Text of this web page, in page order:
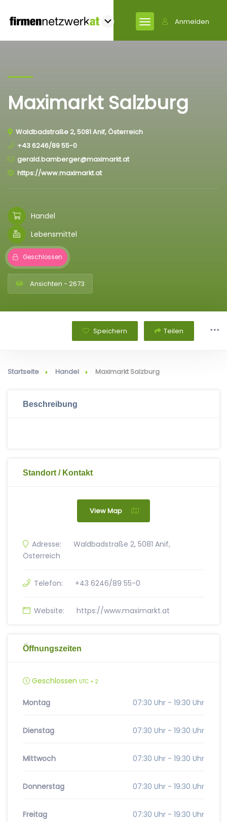
Anmelden
Maximarkt Salzburg
Waldbadstraße 2, 5081 Anif, Österreich
+43 6246/89 55-0
gerald.bamberger@maximarkt.at
https://www.maximarkt.at
Handel
Lebensmittel
Geschlossen
Ansichten - 2673
Speichern Teilen
Startseite Handel Maximarkt Salzburg
Beschreibung
Standort / Kontakt
View Map
Adresse:
Waldbadstraße 2, 5081 Anif,
Österreich
Telefon: +43 6246/89 55-0
Website: https://www.maximarkt.at
Öffnungszeiten
Geschlossen UTC + 2
Montag 07:30 Uhr - 19:30 Uhr
Dienstag 07:30 Uhr - 19:30 Uhr
Mittwoch 07:30 Uhr - 19:30 Uhr
Donnerstag 07:30 Uhr - 19:30 Uhr
Freitag 07:30 Uhr - 19:30 Uhr